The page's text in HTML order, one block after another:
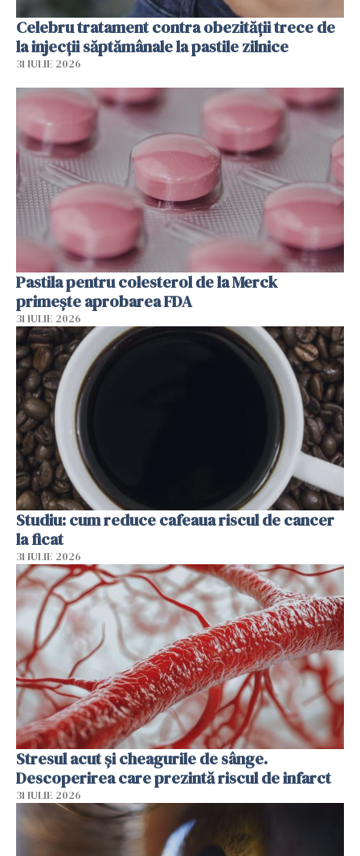
Celebru tratament contra obezității trece de
la injecții săptămânale la pastile zilnice
31 IULIE 2026
Pastila pentru colesterol de la Merck
primește aprobarea FDA
31 IULIE 2026
Studiu: cum reduce cafeaua riscul de cancer
la ficat
31 IULIE 2026
Stresul acut și cheagurile de sânge.
Descoperirea care prezintă riscul de infarct
31 IULIE 2026